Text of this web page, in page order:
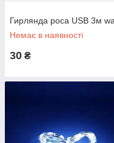
Гирлянда роса USB 3м
Немає в наявності
30 ₴